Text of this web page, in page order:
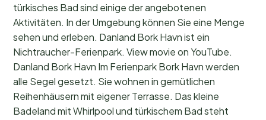
türkisches Bad sind einige der angebotenen
Aktivitäten. In der Umgebung können Sie eine Menge
sehen und erleben. Danland Bork Havn ist ein
Nichtraucher-Ferienpark. View movie on YouTube.
Danland Bork Havn Im Ferienpark Bork Havn werden
alle Segel gesetzt. Sie wohnen in gemütlichen
Reihenhäusern mit eigener Terrasse. Das kleine
Badeland mit Whirlpool und türkischem Bad steht